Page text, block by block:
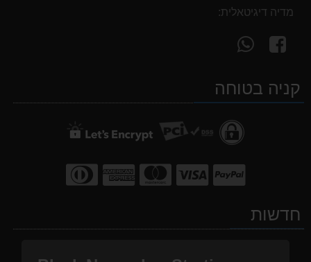
מדיה דיגיטאלית:
עקוב
אחרינו
facebook
WhatsAppקניה בטוחה
חדשות